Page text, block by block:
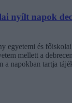
nyílt napok
egyetemi és
mellett a
a napokban tartja